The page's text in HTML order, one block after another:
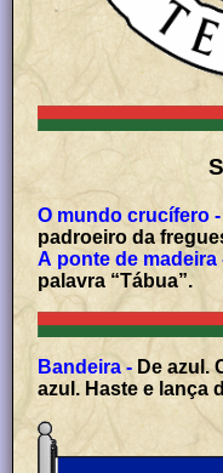
O mundo crucífero -
padroeiro da
A ponte de madeira
palavra “Tábua”.
Bandeira -De azul.
azul. Haste e lança